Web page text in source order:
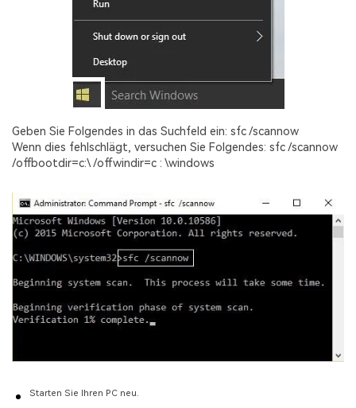
Geben Sie Folgendes in das Suchfeld ein: sfc /scannow
Wenn dies fehlschlägt, versuchen Sie Folgendes: sfc /scannow
/offbootdir=c:\ /offwindir=c : \windows
Starten Sie Ihren PC neu.